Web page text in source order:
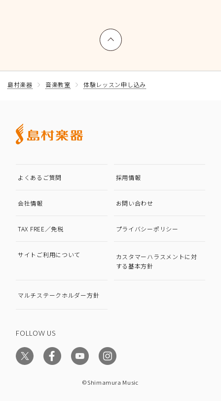
上へ戻る
島村楽器 音楽教室 体験レッスン申し込み
よくあるご質問 採用情報
会社情報 お問い合わせ
TAX FREE／免税 プライバシーポリシー
サイトご利用について
カスタマーハラスメントに対
する基本方針
マルチステークホルダー方針
FOLLOW US
©Shimamura Music